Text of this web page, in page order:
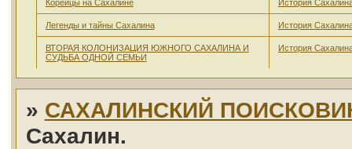
Корейцы на Сахалине История
Легенды и тайны Сахалина История
ВТОРАЯ КОЛОНИЗАЦИЯ ЮЖНОГО САХАЛИНА И
СУДЬБА ОДНОЙ СЕМЬИ
История
» САХАЛИНСКИЙ
Сахалин.